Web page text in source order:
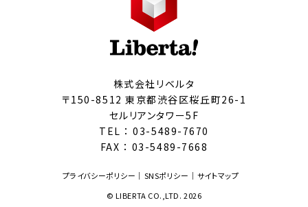
株式会社リベルタ
〒150-8512 東京都渋谷区桜丘町26-1
セルリアンタワー5F
TEL ：03-5489-7670
FAX ： 03-5489-7668
プライバシーポリシー SNSポリシー
サイトマップ
© LIBERTA CO.,LTD. 2026